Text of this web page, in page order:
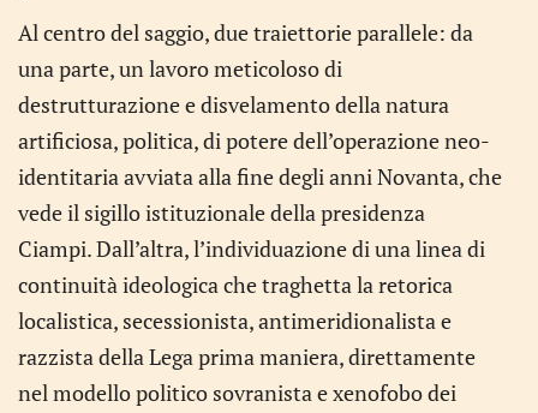
Al centro del saggio, due traiettorie parallele: da
una parte, un lavoro meticoloso di
destrutturazione e disvelamento della natura
artificiosa, politica, di potere dell’operazione neo-
identitaria avviata alla fine degli anni Novanta, che
vede il sigillo istituzionale della presidenza
Ciampi. Dall’altra, l’individuazione di una linea di
continuità ideologica che traghetta la retorica
localistica, secessionista, antimeridionalista e
razzista della Lega prima maniera, direttamente
nel modello politico sovranista e xenofobo dei